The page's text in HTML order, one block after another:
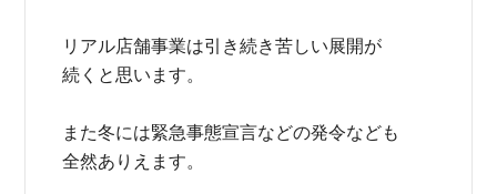
リアル店舗事業は引き続き苦しい展開が
続くと思います。
また冬には緊急事態宣言などの発令なども
全然ありえます。